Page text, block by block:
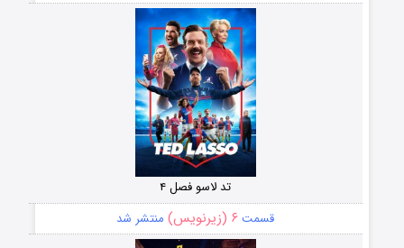
تد لاسو فصل ۴
قسمت ۶ (زیرنویس) منتشر شد